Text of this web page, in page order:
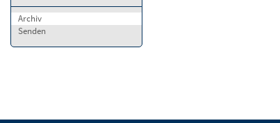
Archiv
Senden